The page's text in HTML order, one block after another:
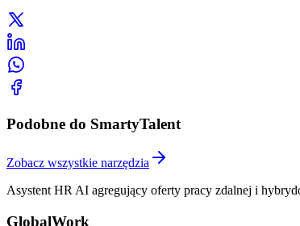
Podobne do SmartyTalent
Zobacz wszystkie narzędzia
Asystent HR AI agregujący oferty pracy zdalnej i
GlobalWork